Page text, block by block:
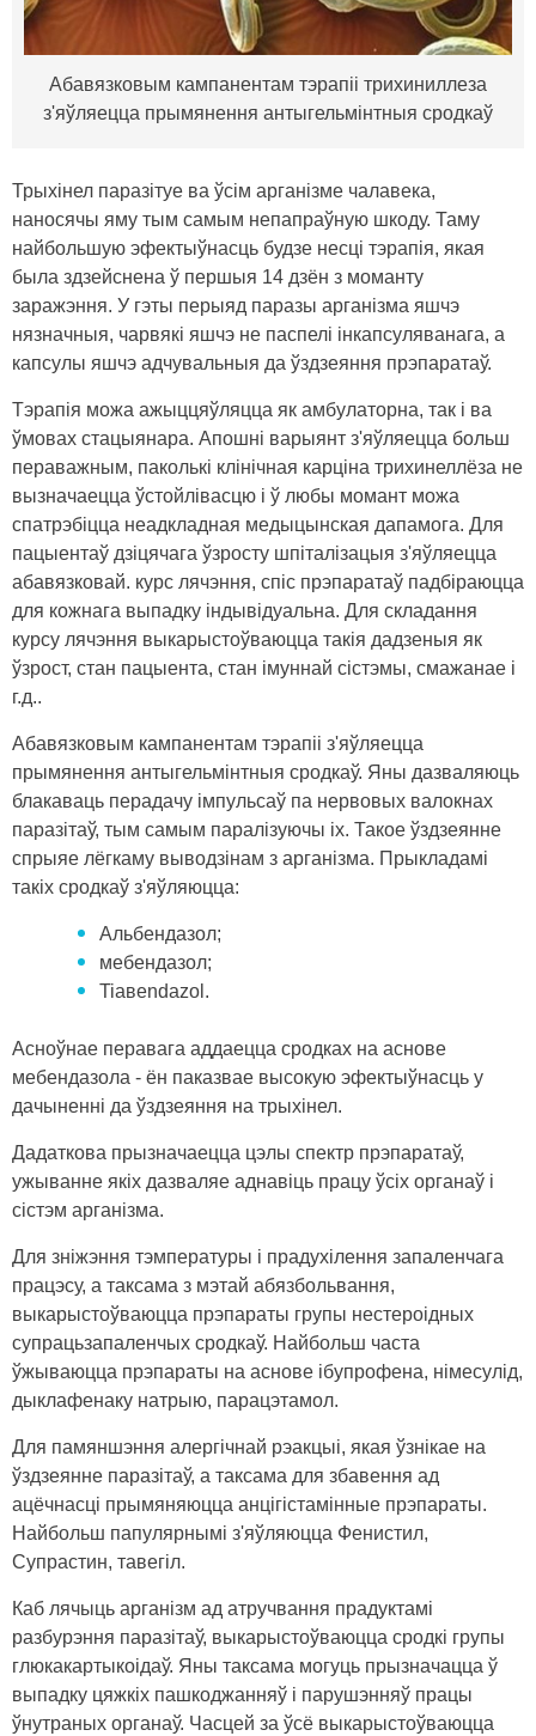
Абавязковым кампанентам тэрапіі трихиниллеза
з'яўляецца прымянення антыгельмінтныя сродкаў
Трыхінел паразітуе ва ўсім арганізме чалавека,
наносячы яму тым самым непапраўную шкоду. Таму
найбольшую эфектыўнасць будзе несці тэрапія, якая
была здзейснена ў першыя 14 дзён з моманту
заражэння. У гэты перыяд паразы арганізма яшчэ
нязначныя, чарвякі яшчэ не паспелі інкапсуляванага, а
капсулы яшчэ адчувальныя да ўздзеяння прэпаратаў.
Тэрапія можа ажыццяўляцца як амбулаторна, так і ва
ўмовах стацыянара. Апошні варыянт з'яўляецца больш
пераважным, паколькі клінічная карціна трихинеллёза не
вызначаецца ўстойлівасцю і ў любы момант можа
спатрэбіцца неадкладная медыцынская дапамога. Для
пацыентаў дзіцячага ўзросту шпіталізацыя з'яўляецца
абавязковай. курс лячэння, спіс прэпаратаў падбіраюцца
для кожнага выпадку індывідуальна. Для складання
курсу лячэння выкарыстоўваюцца такія дадзеныя як
ўзрост, стан пацыента, стан імуннай сістэмы, смажанае і
г.д..
Абавязковым кампанентам тэрапіі з'яўляецца
прымянення антыгельмінтныя сродкаў. Яны дазваляюць
блакаваць перадачу імпульсаў па нервовых валокнах
паразітаў, тым самым паралізуючы іх. Такое ўздзеянне
спрыяе лёгкаму выводзінам з арганізма. Прыкладамі
такіх сродкаў з'яўляюцца:
Альбендазол;
мебендазол;
Tiaʙendazol.
Асноўнае перавага аддаецца сродках на аснове
мебендазола - ён паказвае высокую эфектыўнасць у
дачыненні да ўздзеяння на трыхінел.
Дадаткова прызначаецца цэлы спектр прэпаратаў,
ужыванне якіх дазваляе аднавіць працу ўсіх органаў і
сістэм арганізма.
Для зніжэння тэмпературы і прадухілення запаленчага
працэсу, а таксама з мэтай абязбольвання,
выкарыстоўваюцца прэпараты групы нестероідных
супрацьзапаленчых сродкаў. Найбольш часта
ўжываюцца прэпараты на аснове ібупрофена, німесулід,
дыклафенаку натрыю, парацэтамол.
Для памяншэння алергічнай рэакцыі, якая ўзнікае на
ўздзеянне паразітаў, а таксама для збавення ад
ацёчнасці прымяняюцца анцігістамінные прэпараты.
Найбольш папулярнымі з'яўляюцца Фенистил,
Супрастин, тавегіл.
Каб лячыць арганізм ад атручвання прадуктамі
разбурэння паразітаў, выкарыстоўваюцца сродкі групы
глюкакартыкоідаў. Яны таксама могуць прызначацца ў
выпадку цяжкіх пашкоджанняў і парушэнняў працы
ўнутраных органаў. Часцей за ўсё выкарыстоўваюцца